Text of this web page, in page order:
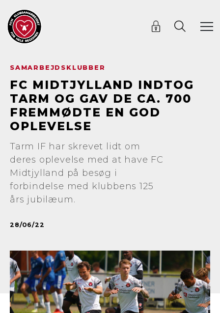
SAMARBEJDSKLUBBER
FC MIDTJYLLAND INDTOG
TARM OG GAV DE CA. 700
FREMMØDTE EN GOD
OPLEVELSE
Tarm IF har skrevet lidt om
deres oplevelse med at have FC
Midtjylland på besøg i
forbindelse med klubbens 125
års jubilæum.
28/06/22